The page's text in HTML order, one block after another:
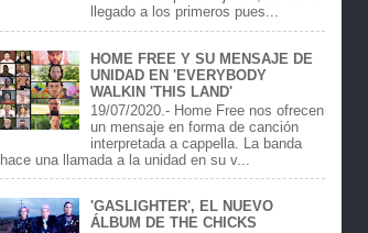
llegado a los primeros pues...
HOME FREE Y SU MENSAJE DE
UNIDAD EN 'EVERYBODY
WALKIN 'THIS LAND'
19/07/2020.- Home Free nos ofrecen
un mensaje en forma de canción
interpretada a cappella. La banda
hace una llamada a la unidad en su v...
'GASLIGHTER', EL NUEVO
ÁLBUM DE THE CHICKS